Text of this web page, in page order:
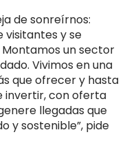
de sonreírnos:
visitantes y se
Montamos un sector
Vivimos en una
que ofrecer y hasta
invertir, con oferta
llegadas que
y sostenible”, pide